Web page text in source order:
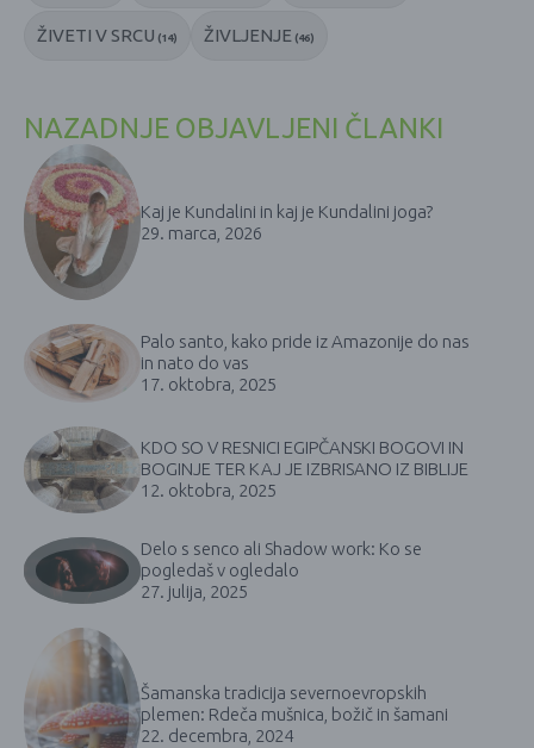
ŽIVETI V SRCU (14) ŽIVLJENJE (46)
NAZADNJE OBJAVLJENI ČLANKI
Kaj je Kundalini in kaj je Kundalini joga?
29. marca, 2026
Palo santo, kako pride iz Amazonije do nas
in nato do vas
17. oktobra, 2025
KDO SO V RESNICI EGIPČANSKI BOGOVI IN
BOGINJE TER KAJ JE IZBRISANO IZ BIBLIJE
12. oktobra, 2025
Delo s senco ali Shadow work: Ko se
pogledaš v ogledalo
27. julija, 2025
Šamanska tradicija severnoevropskih
plemen: Rdeča mušnica, božič in šamani
22. decembra, 2024